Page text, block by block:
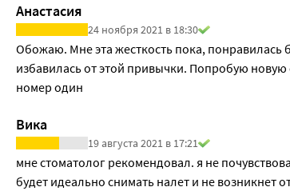
Анастасия
24 ноября 2021 в 18:30
Обожаю. Мне эта жесткость пока,
избавилась от этой привычки. Попробую
номер один
Вика
19 августа 2021 в 17:21
мне стоматолог рекомендовал. я не
будет идеально снимать налет и не возникнет